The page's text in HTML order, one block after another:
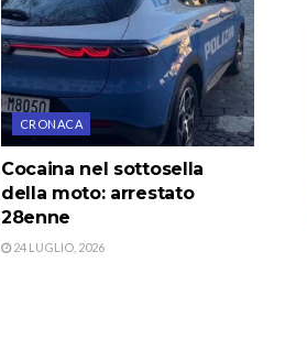
CRONACA
Cocaina nel sottosella
della moto: arrestato
28enne
24 LUGLIO, 2026